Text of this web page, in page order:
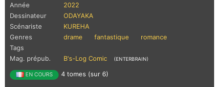
Année
2022
Dessinateur
ODAYAKA
Scénariste
KUREHA
Genres
drame fantastique
romance
Tags
Mag. prépub.
B's-Log Comic (ENTERBRAIN)
EN COURS 4 tomes (sur 6)